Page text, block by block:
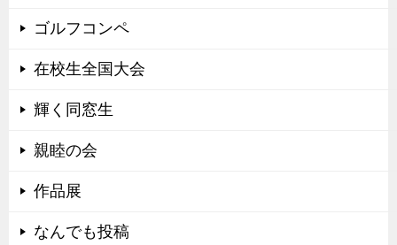
ゴルフコンペ
在校生全国大会
輝く同窓生
親睦の会
作品展
なんでも投稿